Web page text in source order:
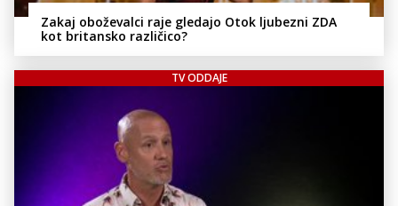
Zakaj oboževalci raje gledajo Otok ljubezni ZDA
kot britansko različico?
TV ODDAJE